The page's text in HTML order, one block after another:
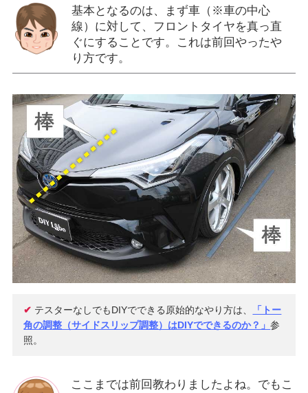
基本となるのは、まず車（※車の中心
線）に対して、フロントタイヤを真っ直
ぐにすることです。これは前回やったや
り方です。
✔ テスターなしでもDIYでできる原始的なやり方は、
「トー
角の調整（サイドスリップ調整）はDIYでできるのか？」参
照。
ここまでは前回教わりましたよね。でもこ